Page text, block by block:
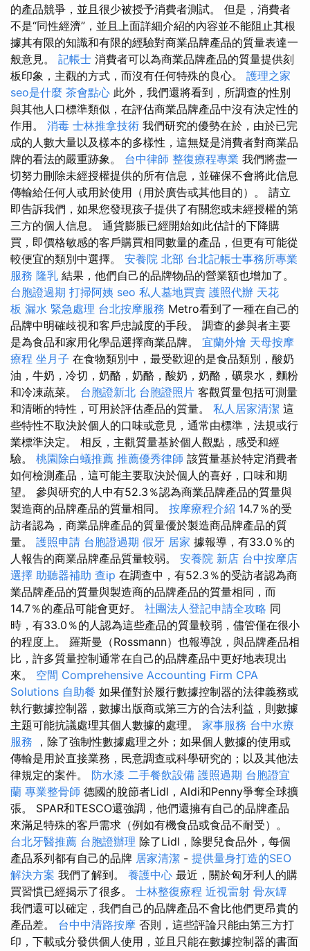
的產品競爭，並且很少被授予消費者測試。 但是，消費者
不是“同性經濟”，並且上面詳細介紹的內容並不能阻止其根
據其有限的知識和有限的經驗對商業品牌產品的質量表達一
般意見。 記帳士 消費者可以為商業品牌產品的質量提供刻
板印象，主觀的方式，而沒有任何特殊的良心。 護理之家
seo是什麼 茶會點心 此外，我們還將看到，所調查的性別
與其他人口標準類似，在評估商業品牌產品中沒有決定性的
作用。 消毒 士林推拿技術 我們研究的優勢在於，由於已完
成的人數大量以及樣本的多樣性，這無疑是消費者對商業品
牌的看法的嚴重跡象。 台中律師 整復療程專業 我們將盡一
切努力刪除未經授權提供的所有信息，並確保不會將此信息
傳輸給任何人或用於使用（用於廣告或其他目的）。 請立
即告訴我們，如果您發現孩子提供了有關您或未經授權的第
三方的個人信息。 通貨膨脹已經開始如此估計的下降購
買，即價格敏感的客戶購買相同數量的產品，但更有可能從
較便宜的類別中選擇。 安養院 北部 台北記帳士事務所專業
服務 隆乳 結果，他們自己的品牌物品的營業額也增加了。
台胞證過期 打掃阿姨 seo 私人墓地買賣 護照代辦 天花
板 漏水 緊急處理 台北按摩服務 Metro看到了一種在自己的
品牌中明確歧視和客戶忠誠度的手段。 調查的參與者主要
是為食品和家用化學品選擇商業品牌。 宜蘭外燴 天母按摩
療程 坐月子 在食物類別中，最受歡迎的是食品類別，酸奶
油，牛奶，冷切，奶酪，奶酪，酸奶，奶酪，礦泉水，麵粉
和冷凍蔬菜。 台胞證新北 台胞證照片 客觀質量包括可測量
和清晰的特性，可用於評估產品的質量。 私人居家清潔 這
些特性不取決於個人的口味或意見，通常由標準，法規或行
業標準決定。 相反，主觀質量基於個人觀點，感受和經
驗。 桃園除白蟻推薦 推薦優秀律師 該質量基於特定消費者
如何檢測產品，這可能主要取決於個人的喜好，口味和期
望。 參與研究的人中有52.3％認為商業品牌產品的質量與
製造商的品牌產品的質量相同。 按摩療程介紹 14.7％的受
訪者認為，商業品牌產品的質量優於製造商品牌產品的質
量。 護照申請 台胞證過期 假牙 居家 據報導，有33.0％的
人報告的商業品牌產品質量較弱。 安養院 新店 台中按摩店
選擇 助聽器補助 查ip 在調查中，有52.3％的受訪者認為商
業品牌產品的質量與製造商的品牌產品的質量相同，而
14.7％的產品可能會更好。 社團法人登記申請全攻略 同
時，有33.0％的人認為這些產品的質量較弱，儘管僅在很小
的程度上。 羅斯曼（Rossmann）也報導說，與品牌產品相
比，許多質量控制通常在自己的品牌產品中更好地表現出
來。 空間 Comprehensive Accounting Firm CPA
Solutions 自助餐 如果僅對於履行數據控制器的法律義務或
執行數據控制器，數據出版商或第三方的合法利益，則數據
主題可能抗議處理其個人數據的處理。 家事服務 台中水療
服務
，除了強制性數據處理之外；如果個人數據的使用或
傳輸是用於直接業務，民意調查或科學研究的；以及其他法
律規定的案件。 防水漆 二手餐飲設備 護照過期 台胞證宜
蘭 專業整骨師 德國的脫節者Lidl，Aldi和Penny爭奪全球擴
張。 SPAR和TESCO還強調，他們還擁有自己的品牌產品
來滿足特殊的客戶需求（例如有機食品或食品不耐受）。
台北牙醫推薦 台胞證辦理 除了Lidl，除嬰兒食品外，每個
產品系列都有自己的品牌 居家清潔 - 提供量身打造的SEO
解決方案 我們了解到。 養護中心 最近，關於匈牙利人的購
買習慣已經揭示了很多。 士林整復療程 近視雷射 骨灰罈
我們還可以確定，我們自己的品牌產品不會比他們更昂貴的
產品差。 台中中清路按摩 否則，這些評論只能由第三方打
印，下載或分發供個人使用，並且只能在數據控制器的書面